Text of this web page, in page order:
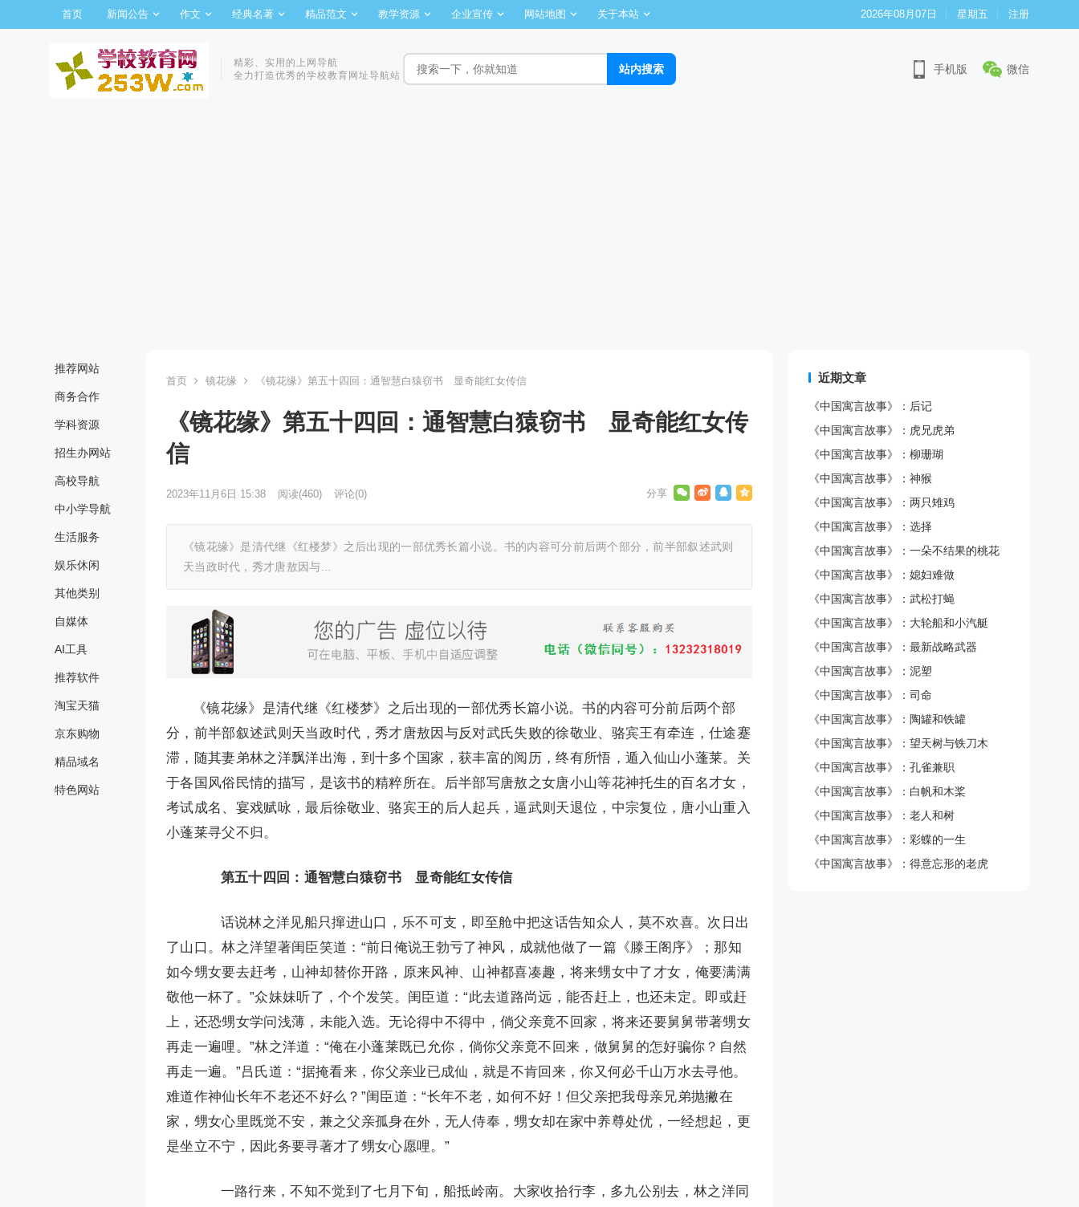
首页 新闻公告 作文 经典名著 精品范文 教学资源 企业宣传 网站地图 关于本站 2026年08月07日 星期五 注册
精彩、实用的上网导航
全力打造优秀的学校教育网址导航站
手机版 微信
推荐网站
商务合作
学科资源
招生办网站
高校导航
中小学导航
生活服务
娱乐休闲
其他类别
自媒体
AI工具
推荐软件
淘宝天猫
京东购物
精品域名
特色网站
首页 镜花缘 《镜花缘》第五十四回：通智慧白猿窃书 显奇能红女传信
《镜花缘》第五十四回：通智慧白猿窃书 显奇能红女传
信
2023年11月6日 15:38 阅读(460) 评论(0)
《镜花缘》是清代继《红楼梦》之后出现的一部优秀长篇小说。书的内容可分前后两个部分，前半部叙述武则
天当政时代，秀才唐敖因与…
《镜花缘》是清代继《红楼梦》之后出现的一部优秀长篇小说。书的内容可分前后两个部
分，前半部叙述武则天当政时代，秀才唐敖因与反对武氏失败的徐敬业、骆宾王有牵连，仕途蹇
滞，随其妻弟林之洋飘洋出海，到十多个国家，获丰富的阅历，终有所悟，遁入仙山小蓬莱。关
于各国风俗民情的描写，是该书的精粹所在。后半部写唐敖之女唐小山等花神托生的百名才女，
考试成名、宴戏赋咏，最后徐敬业、骆宾王的后人起兵，逼武则天退位，中宗复位，唐小山重入
小蓬莱寻父不归。
第五十四回：通智慧白猿窃书 显奇能红女传信
话说林之洋见船只撺进山口，乐不可支，即至舱中把这话告知众人，莫不欢喜。次日出
了山口。林之洋望著闺臣笑道：“前日俺说王勃亏了神风，成就他做了一篇《滕王阁序》；那知
如今甥女要去赶考，山神却替你开路，原来风神、山神都喜凑趣，将来甥女中了才女，俺要满满
敬他一杯了。”众妹妹听了，个个发笑。闺臣道：“此去道路尚远，能否赶上，也还未定。即或赶
上，还恐甥女学问浅薄，未能入选。无论得中不得中，倘父亲竟不回家，将来还要舅舅带著甥女
再走一遍哩。”林之洋道：“俺在小蓬莱既已允你，倘你父亲竟不回来，做舅舅的怎好骗你？自然
再走一遍。”吕氏道：“据掩看来，你父亲业已成仙，就是不肯回来，你又何必千山万水去寻他。
难道作神仙长年不老还不好么？”闺臣道：“长年不老，如何不好！但父亲把我母亲兄弟抛撇在
家，甥女心里既觉不安，兼之父亲孤身在外，无人侍奉，甥女却在家中养尊处优，一经想起，更
是坐立不宁，因此务要寻著才了甥女心愿哩。”
一路行来，不知不觉到了七月下旬，船抵岭南。大家收拾行李，多九公别去，林之洋同
近期文章
《中国寓言故事》：后记
《中国寓言故事》：虎兄虎弟
《中国寓言故事》：柳珊瑚
《中国寓言故事》：神猴
《中国寓言故事》：两只雉鸡
《中国寓言故事》：选择
《中国寓言故事》：一朵不结果的桃花
《中国寓言故事》：媳妇难做
《中国寓言故事》：武松打蝇
《中国寓言故事》：大轮船和小汽艇
《中国寓言故事》：最新战略武器
《中国寓言故事》：泥塑
《中国寓言故事》：司命
《中国寓言故事》：陶罐和铁罐
《中国寓言故事》：望天树与铁刀木
《中国寓言故事》：孔雀兼职
《中国寓言故事》：白帆和木桨
《中国寓言故事》：老人和树
《中国寓言故事》：彩蝶的一生
《中国寓言故事》：得意忘形的老虎